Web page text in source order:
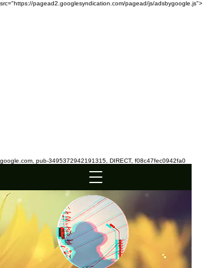
src="https://pagead2.googlesyndication.com/pagead/js/adsbygoogle.js">
google.com, pub-3495372942191315, DIRECT, f08c47fec0942fa0